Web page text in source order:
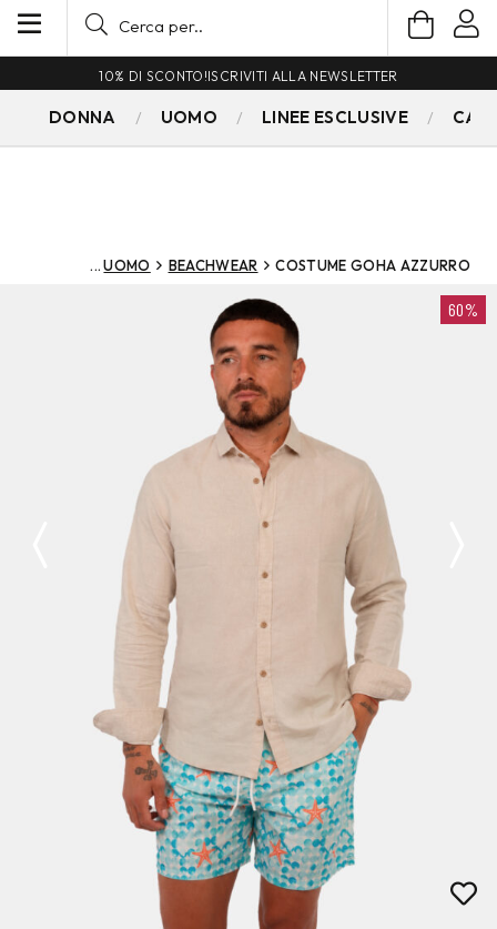
10% DI SCONTO!ISCRIVITI ALLA NEWSLETTER
DONNA UOMO LINEE ESCLUSIVE
UOMO BEACHWEAR COSTUME GOHA AZZURRO
60%